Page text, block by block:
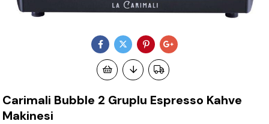
Carimali Bubble 2 Gruplu Espresso Kahve
Makinesi